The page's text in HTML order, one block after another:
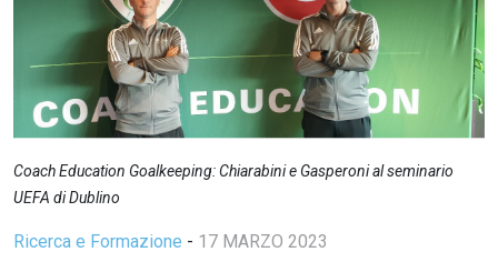
Coach Education Goalkeeping: Chiarabini e Gasperoni al seminario
UEFA di Dublino
Ricerca e Formazione - 17 MARZO 2023